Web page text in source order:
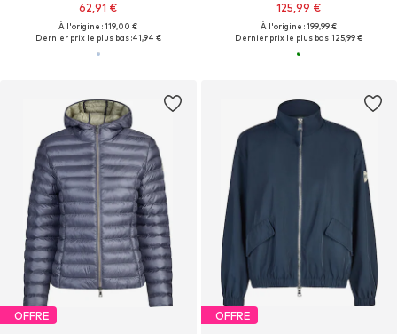
62,91 €
À l'origine : 119,00 €
Dernier prix le plus bas :41,94 €
125,99 €
À l'origine : 199,99 €
Dernier prix le plus bas :125,99 €
OFFRE OFFRE